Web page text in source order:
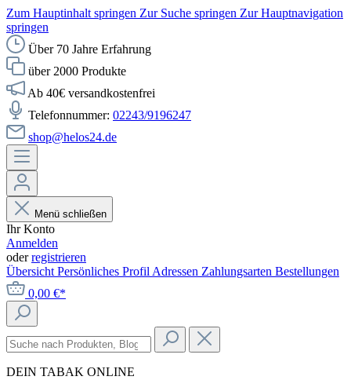
Zum Hauptinhalt springen Zur Suche springen Zur Hauptnavigation
springen
Über 70 Jahre Erfahrung
über 2000 Produkte
Ab 40€ versandkostenfrei
Telefonnummer: 02243/9196247
shop@helos24.de
Menü schließen
Ihr Konto
Anmelden
oderregistrieren
Übersicht Persönliches Profil Adressen Zahlungsarten Bestellungen
0,00 €*
DEIN TABAK ONLINE